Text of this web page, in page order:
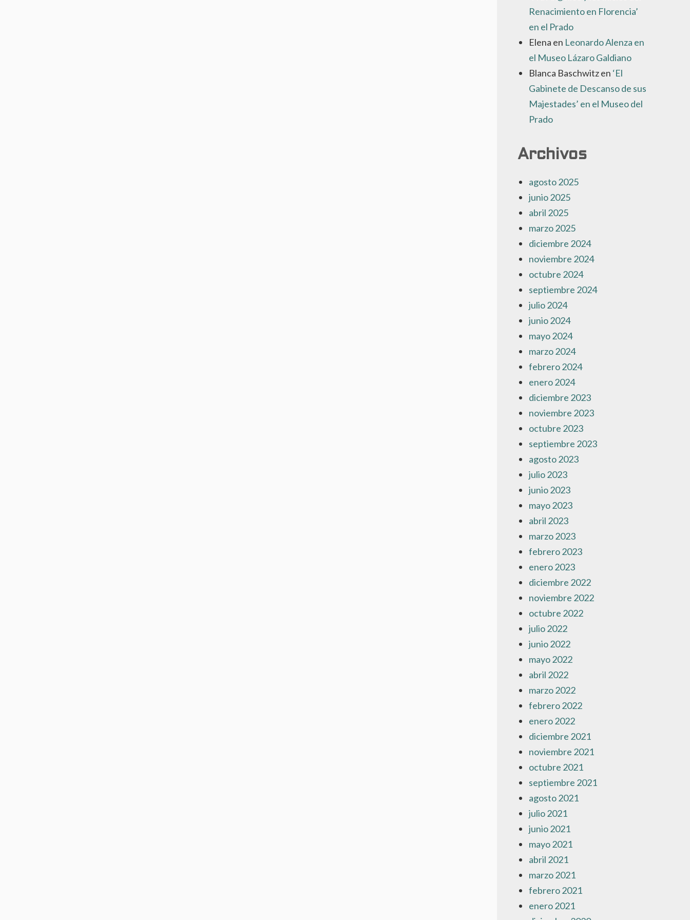
Renacimiento en Florencia’
en el Prado
Elena en Leonardo Alenza en
el Museo Lázaro Galdiano
Blanca Baschwitzen ‘El
Gabinete de Descanso de sus
Majestades’ en el Museo del
Prado
Archivos
agosto 2025
junio 2025
abril 2025
marzo 2025
diciembre 2024
noviembre 2024
octubre 2024
septiembre 2024
julio 2024
junio 2024
mayo 2024
marzo 2024
febrero 2024
enero 2024
diciembre 2023
noviembre 2023
octubre 2023
septiembre 2023
agosto 2023
julio 2023
junio 2023
mayo 2023
abril 2023
marzo 2023
febrero 2023
enero 2023
diciembre 2022
noviembre 2022
octubre 2022
julio 2022
junio 2022
mayo 2022
abril 2022
marzo 2022
febrero 2022
enero 2022
diciembre 2021
noviembre 2021
octubre 2021
septiembre 2021
agosto 2021
julio 2021
junio 2021
mayo 2021
abril 2021
marzo 2021
febrero 2021
enero 2021